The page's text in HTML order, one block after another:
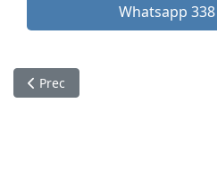
Whatsapp
Articolo precedente:
Prec